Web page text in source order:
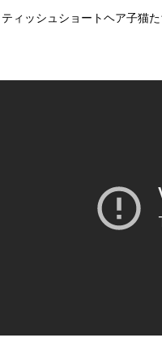
ィッシュショートヘア子猫た